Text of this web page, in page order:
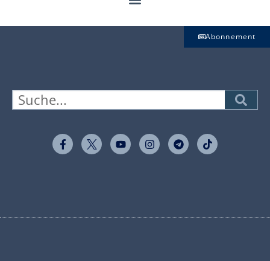
Abonnement